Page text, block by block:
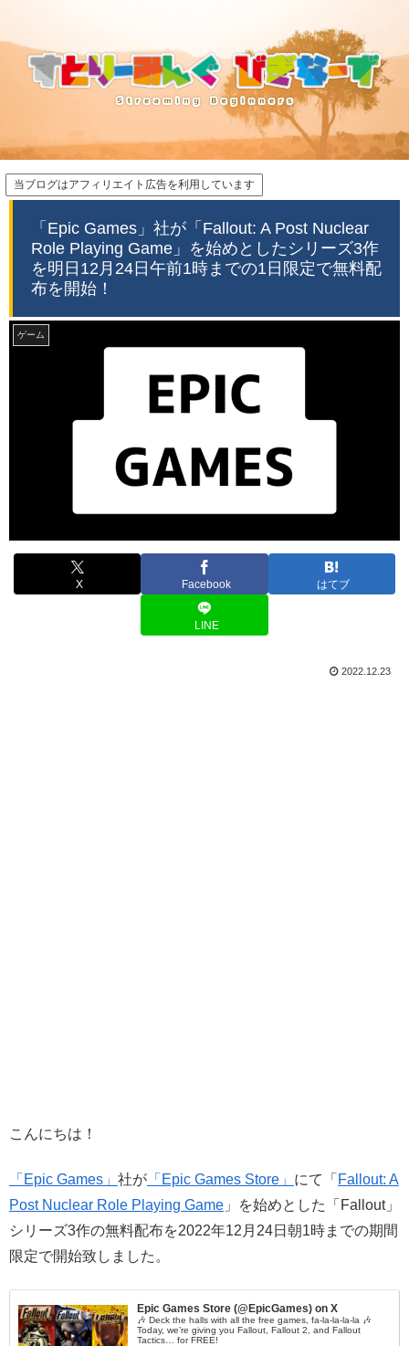
当ブログはアフィリエイト広告を利用しています
「Epic Games」社が「Fallout: A Post Nuclear
Role Playing Game」を始めとしたシリーズ3作
を明日12月24日午前1時までの1日限定で無料配
布を開始！
ゲーム
X Facebook はてブ
LINE
2022.12.23
こんにちは！
「Epic Games」 社が 「Epic Games Store」 にて「 Fallout: A
Post Nuclear Role Playing Game 」を始めとした「Fallout」
シリーズ3作の無料配布を2022年12月24日朝1時までの期間
限定で開始致しました。
Epic Games Store (@EpicGames) on X
🎶 Deck the halls with all the free games, fa-la-la-la-la 🎶
Today, we’re giving you Fallout, Fallout 2, and Fallout
Tactics… for FREE!